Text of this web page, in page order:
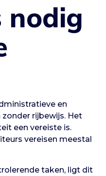
nodig
en
rijbewijs. Het
een vereiste is.
vereisen meestal
taken, ligt dit